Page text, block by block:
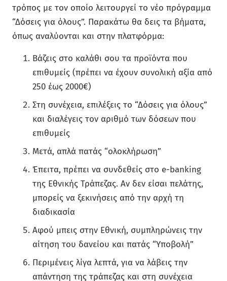
τρόπος με τον οποίο λειτουργεί το νέο πρόγραμμα
“Δόσεις για όλους”. Παρακάτω θα δεις τα βήματα,
όπως αναλύονται και στην πλατφόρμα:
Βάζεις στο καλάθι σου τα προϊόντα που
επιθυμείς (πρέπει να έχουν συνολική αξία από
250 έως 2000€)
Στη συνέχεια, επιλέξεις το “Δόσεις για όλους”
και διαλέγεις τον αριθμό των δόσεων που
επιθυμείς
Μετά, απλά πατάς “ολοκλήρωση”
Έπειτα, πρέπει να συνδεθείς στο e-banking
της Εθνικής Τράπεζας. Αν δεν είσαι πελάτης,
μπορείς να ξεκινήσεις από την αρχή τη
διαδικασία
Αφού μπεις στην Εθνική, συμπληρώνεις την
αίτηση του δανείου και πατάς “Υποβολή”
Περιμένεις λίγα λεπτά, για να λάβεις την
απάντηση της τράπεζας και στη συνέχεια